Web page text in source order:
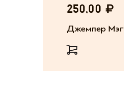
250,00
Джемпер Мэг